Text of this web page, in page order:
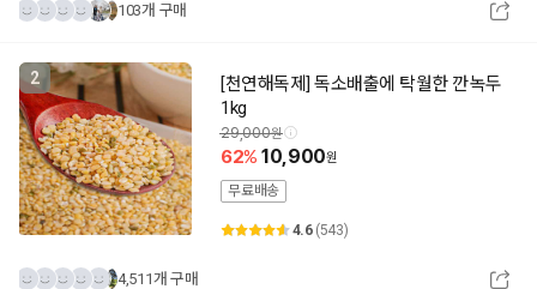
103개 구매
2
[천연해독제] 독소배출에 탁월한 깐녹두
1kg
29,000
62 10,900
무료배송
4.6 (543)
4,511개 구매